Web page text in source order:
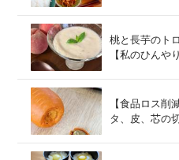
桃と長芋のト
【私のひんや
【食品ロス削
タ、皮、芯の